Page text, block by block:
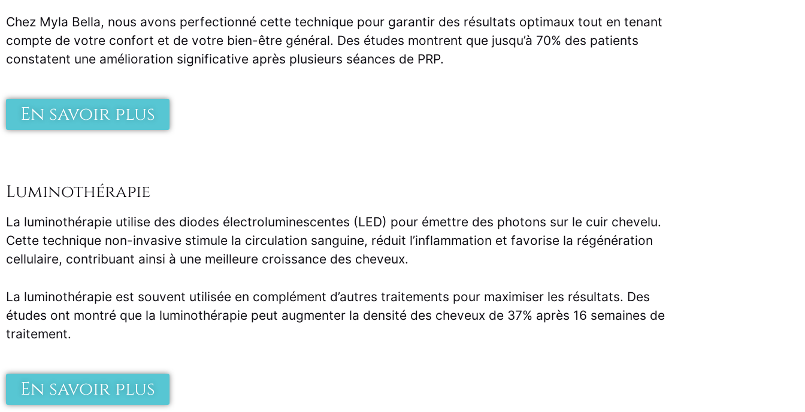
Chez Myla Bella, nous avons perfectionné cette technique pour garantir des résultats optimaux tout en tenant
compte de votre confort et de votre bien-être général. Des études montrent que jusqu’à 70% des patients
constatent une amélioration significative après plusieurs séances de PRP.
En savoir plus
Luminothérapie
La luminothérapie utilise des diodes électroluminescentes (LED) pour émettre des photons sur le cuir chevelu.
Cette technique non-invasive stimule la circulation sanguine, réduit l’inflammation et favorise la régénération
cellulaire, contribuant ainsi à une meilleure croissance des cheveux.
La luminothérapie est souvent utilisée en complément d’autres traitements pour maximiser les résultats. Des
études ont montré que la luminothérapie peut augmenter la densité des cheveux de 37% après 16 semaines de
traitement.
En savoir plus